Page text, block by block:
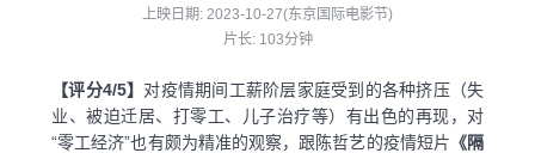
上映日期: 2023-10-27(东京国际电影节)
片长: 103分钟
【评分4/5】 对疫情期间工薪阶层家庭受到的各种挤压（失
业、被迫迁居、打零工、儿子治疗等）有出色的再现，对
“零工经济”也有颇为精准的观察，跟陈哲艺的疫情短片 《隔